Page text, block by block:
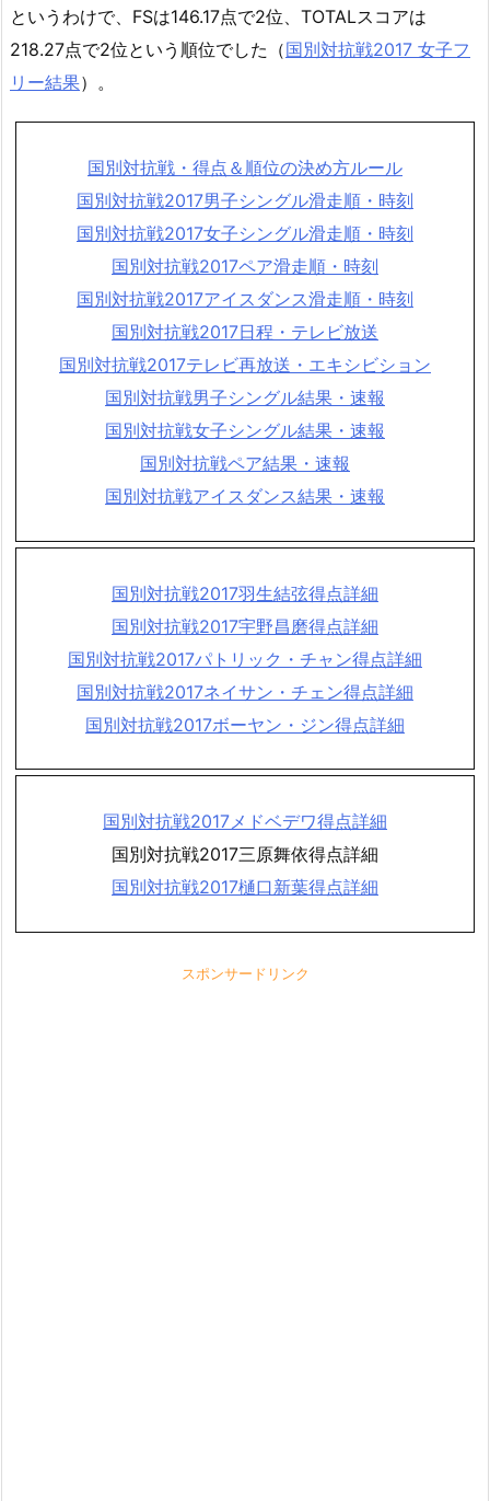
というわけで、FSは146.17点で2位、TOTALスコアは
218.27点で2位という順位でした（国別対抗戦2017 女子フ
リー結果）。
国別対抗戦・得点＆順位の決め方ルール
国別対抗戦2017男子シングル滑走順・時刻
国別対抗戦2017女子シングル滑走順・時刻
国別対抗戦2017ペア滑走順・時刻
国別対抗戦2017アイスダンス滑走順・時刻
国別対抗戦2017日程・テレビ放送
国別対抗戦2017テレビ再放送・エキシビション
国別対抗戦男子シングル結果・速報
国別対抗戦女子シングル結果・速報
国別対抗戦ペア結果・速報
国別対抗戦アイスダンス結果・速報
国別対抗戦2017羽生結弦得点詳細
国別対抗戦2017宇野昌磨得点詳細
国別対抗戦2017パトリック・チャン得点詳細
国別対抗戦2017ネイサン・チェン得点詳細
国別対抗戦2017ボーヤン・ジン得点詳細
国別対抗戦2017メドベデワ得点詳細
国別対抗戦2017三原舞依得点詳細
国別対抗戦2017樋口新葉得点詳細
スポンサードリンク